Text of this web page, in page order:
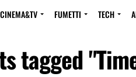
CINEMA&TV FUMETTI TECH
tagged